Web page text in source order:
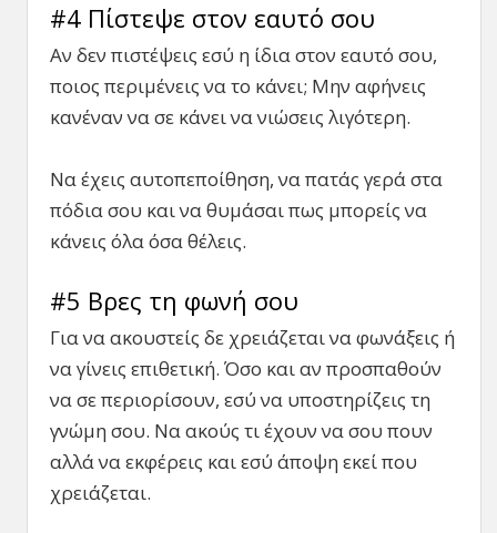
#4 Πίστεψε στον εαυτό σου
Αν δεν πιστέψεις εσύ η ίδια στον εαυτό σου,
ποιος περιμένεις να το κάνει; Μην αφήνεις
κανέναν να σε κάνει να νιώσεις λιγότερη.
Να έχεις αυτοπεποίθηση, να πατάς γερά στα
πόδια σου και να θυμάσαι πως μπορείς να
κάνεις όλα όσα θέλεις.
#5 Βρες τη φωνή σου
Για να ακουστείς δε χρειάζεται να φωνάξεις ή
να γίνεις επιθετική. Όσο και αν προσπαθούν
να σε περιορίσουν, εσύ να υποστηρίζεις τη
γνώμη σου. Να ακούς τι έχουν να σου πουν
αλλά να εκφέρεις και εσύ άποψη εκεί που
χρειάζεται.